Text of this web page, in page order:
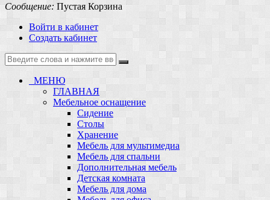
Сообщение: Пустая Корзина
Войти в кабинет
Создать кабинет
МЕНЮ
ГЛАВНАЯ
Мебельное оснащение
Сидение
Столы
Хранение
Мебель для мультимедиа
Мебель для спальни
Дополнительная мебель
Детская комната
Мебель для дома